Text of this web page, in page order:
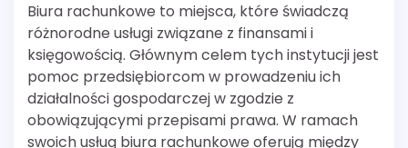
Biura rachunkowe to miejsca, które świadczą
różnorodne usługi związane z finansami i
księgowością. Głównym celem tych instytucji jest
pomoc przedsiębiorcom w prowadzeniu ich
działalności gospodarczej w zgodzie z
obowiązującymi przepisami prawa. W ramach
swoich usług biura rachunkowe oferują między